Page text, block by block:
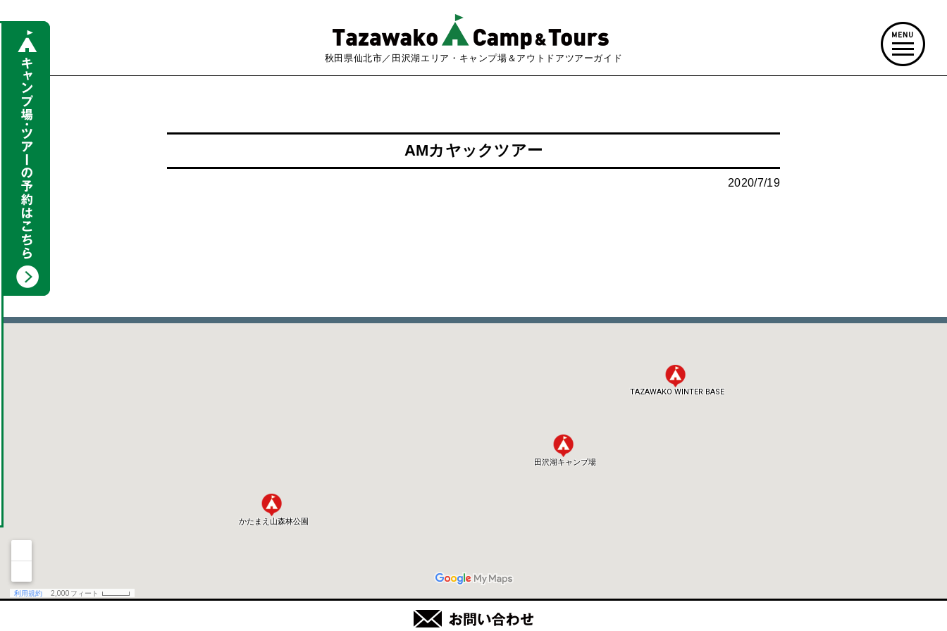
秋田県仙北市／田沢湖エリア・キャンプ場＆アウトドアツアーガイド
AMカヤックツアー
2020/7/19